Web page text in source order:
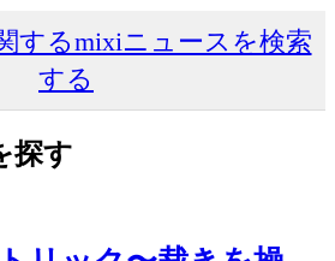
するmixiニュースを検索
する
探す